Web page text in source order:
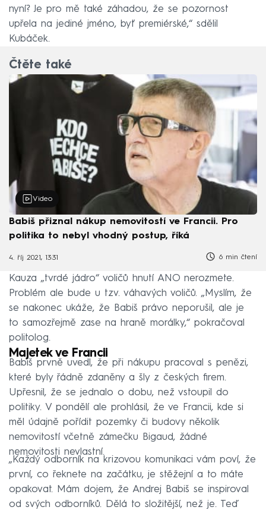
nyní? Je pro mě také záhadou, že se pozornost
upřela na jediné jméno, byť premiérské,“ sdělil
Kubáček.
Čtěte také
Video
Babiš přiznal nákup nemovitostí ve Francii. Pro
politika to nebyl vhodný postup, říká
4. říj 2021, 13:31 6 min čtení
Kauza „tvrdé jádro“ voličů hnutí ANO nerozmete.
Problém ale bude u tzv. váhavých voličů. „Myslím, že
se nakonec ukáže, že Babiš právo neporušil, ale je
to samozřejmě zase na hraně morálky,“ pokračoval
politolog.
Majetek ve Francii
Babiš prvně uvedl, že při nákupu pracoval s penězi,
které byly řádně zdaněny a šly z českých firem.
Upřesnil, že se jednalo o dobu, než vstoupil do
politiky. V pondělí ale prohlásil, že ve Francii, kde si
měl údajně pořídit pozemky či budovy několik
nemovitostí včetně zámečku Bigaud, žádné
nemovitosti nevlastní.
„Každý odborník na krizovou komunikaci vám poví, že
první, co řeknete na začátku, je stěžejní a to máte
opakovat. Mám dojem, že Andrej Babiš se inspiroval
od svých odborníků. Dělá to složitější, než je. Teď